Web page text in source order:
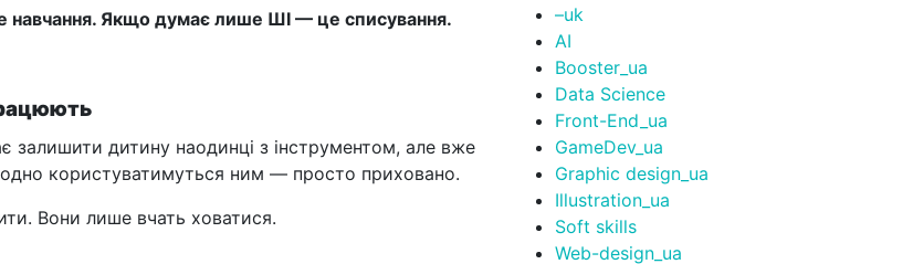
Якщо думає лише ШІ — це списування.
залишити дитину наодинці з інструментом, але вже
одно користуватимуться ним — просто приховано.
Вони лише вчать ховатися.
–uk
AI
Booster_ua
Data Science
Front-End_ua
GameDev_ua
Graphic design_ua
Illustration_ua
Soft skills
Web-design_ua